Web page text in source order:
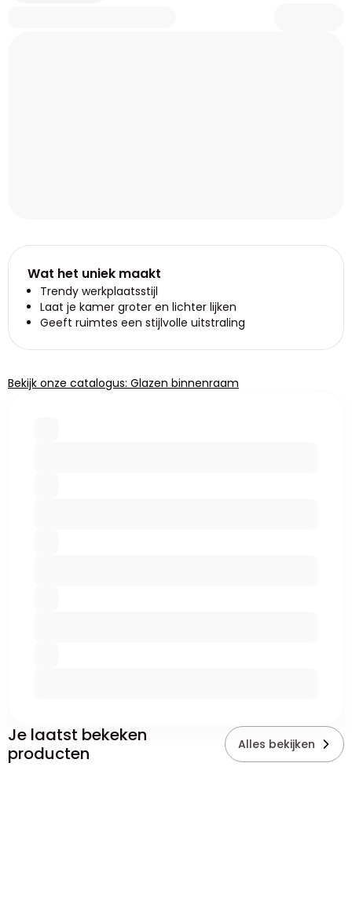
Wat het uniek maakt
Trendy werkplaatsstijl
Laat je kamer groter en lichter lijken
Geeft ruimtes een stijlvolle uitstraling
Bekijk onze catalogus: Glazen binnenraam
Je laatst bekeken
producten
Alles bekijken